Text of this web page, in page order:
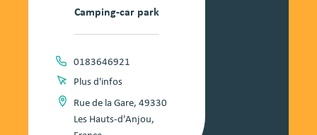
Camping-car park
0183646921
Plus d'infos
Rue de la Gare, 49330
Les Hauts-d'Anjou,